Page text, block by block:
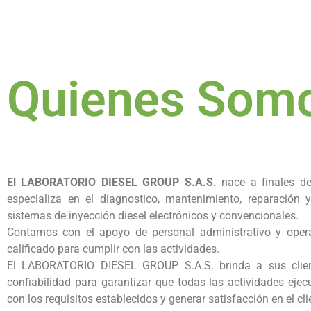
Quienes
El LABORATORIO DIESEL GROUP S.A.S. nace a finales
especializa en el diagnostico, mantenimiento, reparación
sistemas de inyección diesel electrónicos y convencionales.
Contamos con el apoyo de personal administrativo y
calificado para cumplir con las actividades.
El LABORATORIO DIESEL GROUP S.A.S. brinda a sus
confiabilidad para garantizar que todas las actividades
con los requisitos establecidos y generar satisfacción en el